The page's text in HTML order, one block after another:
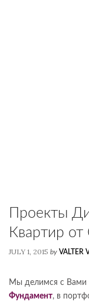
Проекты
Квартир
JULY 1, 2015 by VALTER
Мы делимся с Вами
Фундамент, в